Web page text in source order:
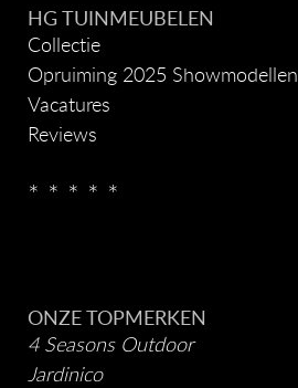
HG TUINMEUBELEN
Collectie
Opruiming 2025 Showmodellen
Vacatures
Reviews
* * * * *
ONZE TOPMERKEN
4 Seasons Outdoor
Jardinico